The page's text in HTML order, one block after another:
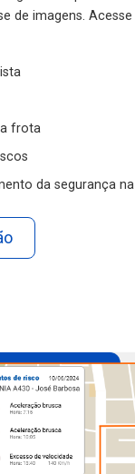
de imagens.
frota
da segurança